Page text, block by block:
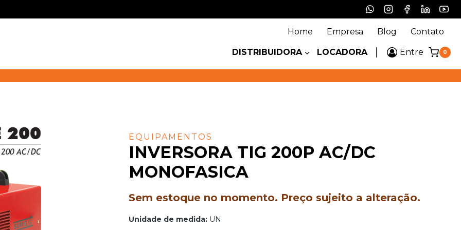
Home Empresa Blog Contato
DISTRIBUIDORA LOCADORA Entre 0
EQUIPAMENTOS
INVERSORA TIG 200P AC/DC
MONOFASICA
Sem estoque no momento. Preço sujeito a alteração.
Unidade de medida:UN